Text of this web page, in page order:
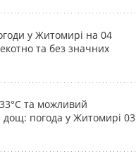
у Житомирі на 04
та без значних
та можливий
дощ: погода у Житомирі 03